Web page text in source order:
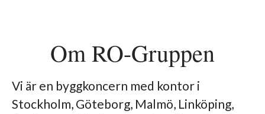
Om RO-Gruppen
Vi är en byggkoncern med kontor i
Stockholm, Göteborg, Malmö, Linköping,